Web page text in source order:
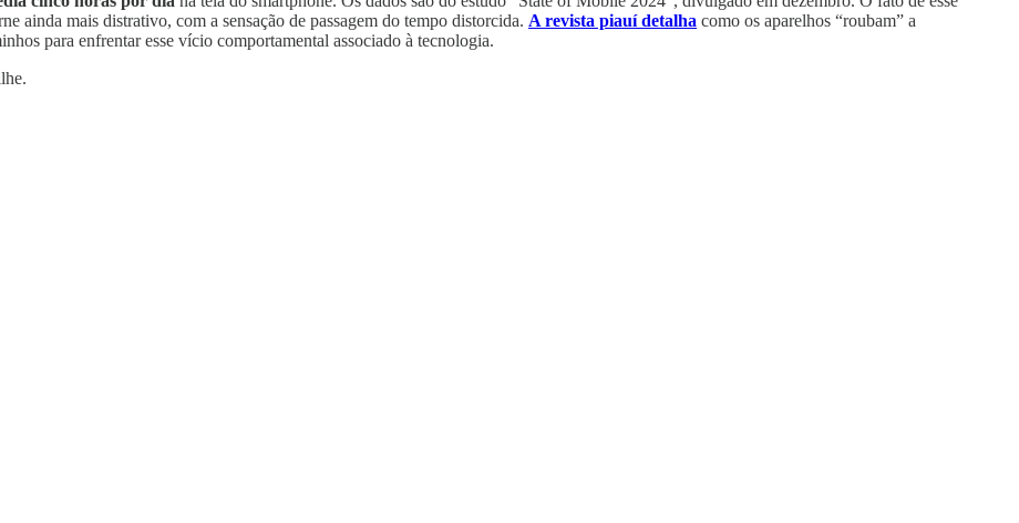
ainda mais distrativo, com a sensação de passagem do tempo distorcida. A revista piauí detalha como os aparelhos “roubam” a
para enfrentar esse vício comportamental associado à tecnologia.